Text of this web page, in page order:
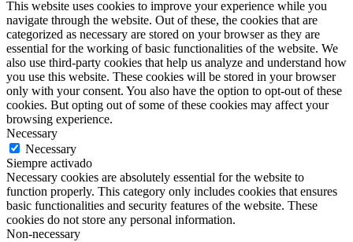
This website uses cookies to improve your experience while you
navigate through the website. Out of these, the cookies that are
categorized as necessary are stored on your browser as they are
essential for the working of basic functionalities of the website. We
also use third-party cookies that help us analyze and understand how
you use this website. These cookies will be stored in your browser
only with your consent. You also have the option to opt-out of these
cookies. But opting out of some of these cookies may affect your
browsing experience.
Necessary
Necessary
Siempre activado
Necessary cookies are absolutely essential for the website to
function properly. This category only includes cookies that ensures
basic functionalities and security features of the website. These
cookies do not store any personal information.
Non-necessary